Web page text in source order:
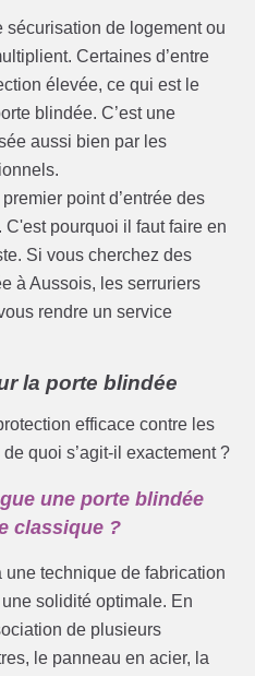
sécurisation de logement ou
Certaines d’entre
élevée, ce qui est le
blindée. C’est une
aussi bien par les
point d’entrée des
C'est pourquoi il faut faire en
Si vous cherchez des
à Aussois, les serruriers
rendre un service
la porte blindée
efficace contre les
quoi s’agit-il exactement ?
une porte blindée
classique ?
technique de fabrication
solidité optimale. En
de plusieurs
le panneau en acier, la